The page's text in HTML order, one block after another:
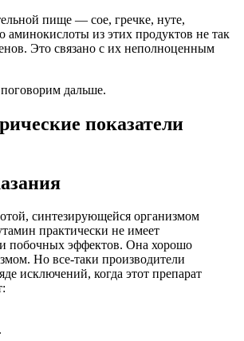
пище — сое, гречке, нуте,
аминокислоты из этих продуктов не так
Это связано с их неполноценным
дальше.
показатели
синтезирующейся организмом
практически не имеет
побочных эффектов. Она хорошо
Но все-таки производители
исключений, когда этот препарат